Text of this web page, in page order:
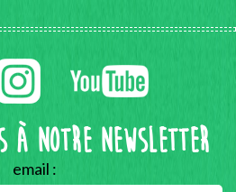
à notre Newsletter
email :